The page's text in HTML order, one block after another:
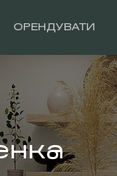
ОРЕНДУВАТИ